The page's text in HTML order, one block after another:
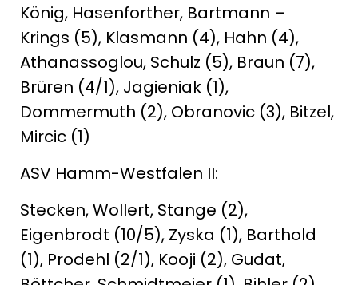
König, Hasenforther, Bartmann –
Krings (5), Klasmann (4), Hahn (4),
Athanassoglou, Schulz (5), Braun (7),
Brüren (4/1), Jagieniak (1),
Dommermuth (2), Obranovic (3), Bitzel,
Mircic (1)
ASV Hamm-Westfalen II:
Stecken, Wollert, Stange (2),
Eigenbrodt (10/5), Zyska (1), Barthold
(1), Prodehl (2/1), Kooji (2), Gudat,